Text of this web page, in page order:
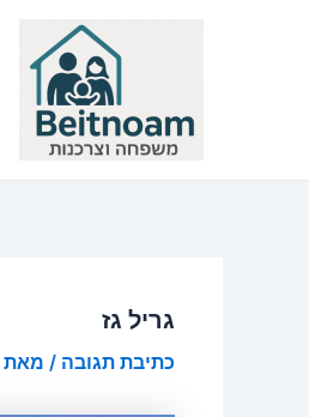
גריל גז
כתיבת תגובה / מאת